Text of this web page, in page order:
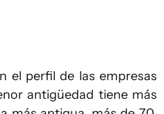
el perfil de las empresas
antigüedad tiene más